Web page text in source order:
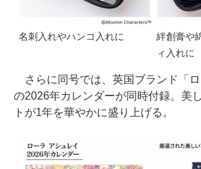
名刺入れやハンコ入れに
絆創膏や
ィ入れに
さらに同号では、英国ブランド「ロ
の2026年カレンダーが同時付録。美
トが1年を華やかに盛り上げる。